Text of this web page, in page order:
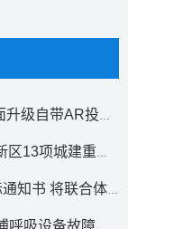
投影创新交互方式
城建重点工程开工
中标1.36亿元总承包项目
告 其中44份死亡案例